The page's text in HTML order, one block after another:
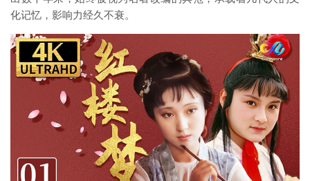
化记忆，影响力经久不衰。